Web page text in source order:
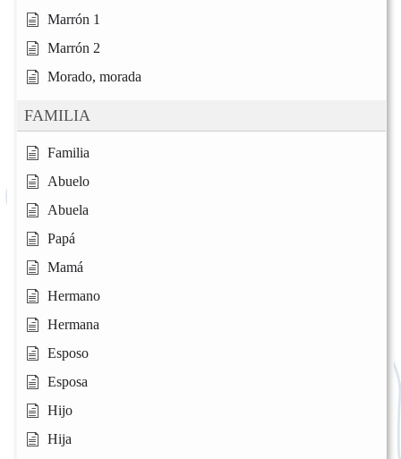
Marrón 1
Marrón 2
Morado, morada
FAMILIA
Familia
Abuelo
Abuela
Papá
Mamá
Hermano
Hermana
Esposo
Esposa
Hijo
Hija